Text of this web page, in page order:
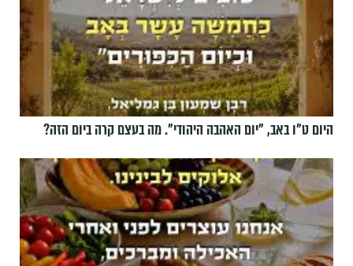
היום ט"ו באב, ”יום האהבה היהודי". מה בעצם קרה ביום הזה?